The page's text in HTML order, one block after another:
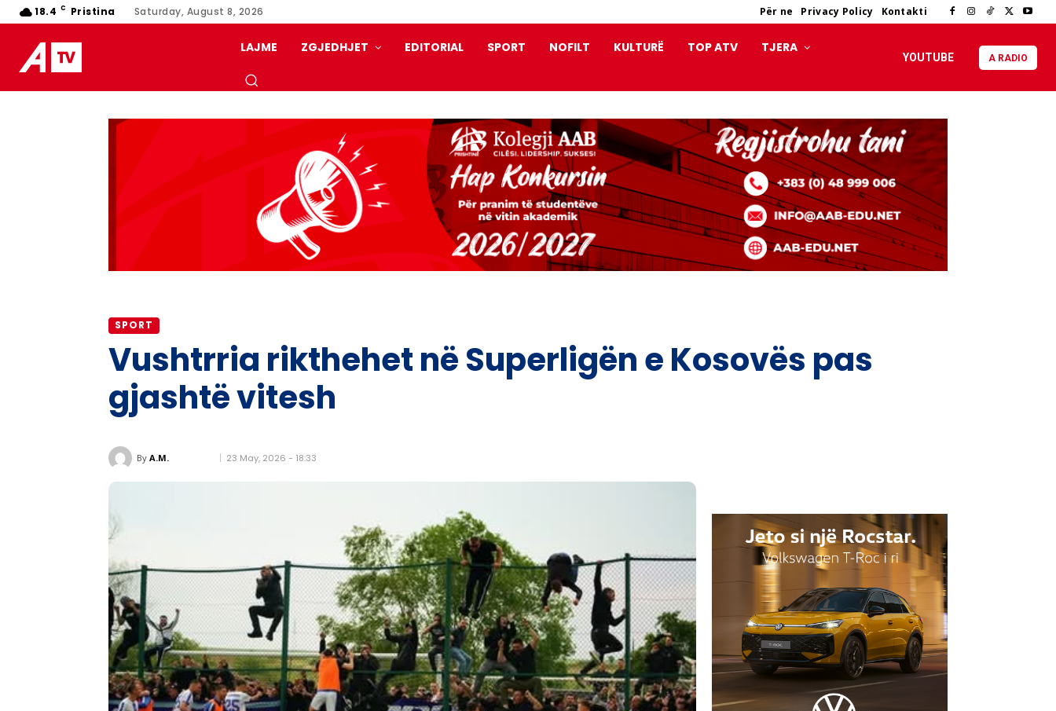
18.4 C Pristina Saturday, August 8, 2026 Për ne Privacy Policy Kontakti
LAJME ZGJEDHJET EDITORIAL SPORT NOFILT KULTURË TOP ATV TJERA
YOUTUBE A RADIO
SPORT
Vushtrria rikthehet në Superligën e Kosovës pas
gjashtë vitesh
By A.M. 23 May, 2026 - 18:33